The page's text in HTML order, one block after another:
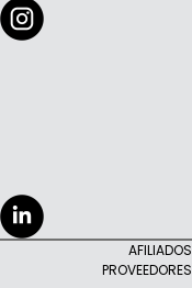
AFILIADOS
PROVEEDORES